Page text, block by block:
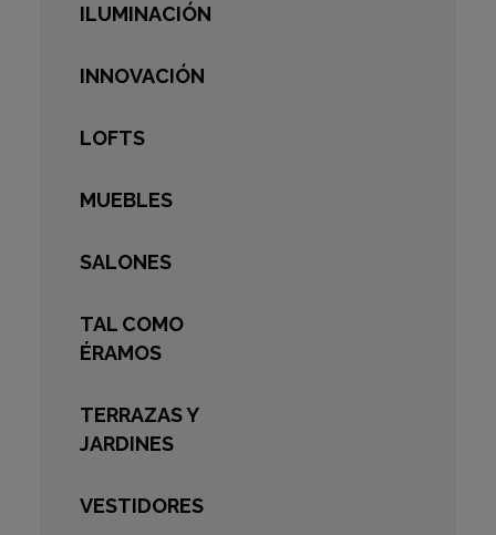
ILUMINACIÓN
INNOVACIÓN
LOFTS
MUEBLES
SALONES
TAL COMO
ÉRAMOS
TERRAZAS Y
JARDINES
VESTIDORES